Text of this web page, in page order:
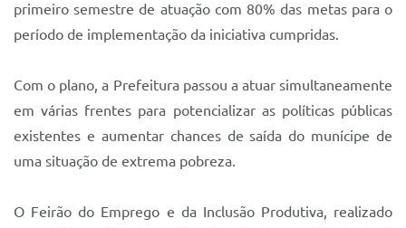
Quadra Fiscal
Sistema Colab
Autarquias
primeiro semestre de atuação com 80% das metas para o
período de implementação da iniciativa cumpridas.
Com o plano, a Prefeitura passou a atuar simultaneamente
em várias frentes para potencializar as políticas públicas
existentes e aumentar chances de saída do munícipe de
uma situação de extrema pobreza.
O Feirão do Emprego e da Inclusão Produtiva, realizado